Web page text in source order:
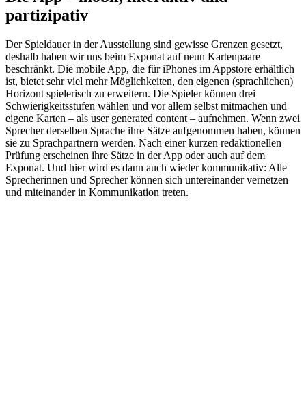
partizipativ
Der Spieldauer in der Ausstellung sind gewisse Grenzen gesetzt,
deshalb haben wir uns beim Exponat auf neun Kartenpaare
beschränkt. Die mobile App, die für iPhones im Appstore erhältlich
ist, bietet sehr viel mehr Möglichkeiten, den eigenen (sprachlichen)
Horizont spielerisch zu erweitern. Die Spieler können drei
Schwierigkeitsstufen wählen und vor allem selbst mitmachen und
eigene Karten – als user generated content – aufnehmen. Wenn zwei
Sprecher derselben Sprache ihre Sätze aufgenommen haben, können
sie zu Sprachpartnern werden. Nach einer kurzen redaktionellen
Prüfung erscheinen ihre Sätze in der App oder auch auf dem
Exponat. Und hier wird es dann auch wieder kommunikativ: Alle
Sprecherinnen und Sprecher können sich untereinander vernetzen
und miteinander in Kommunikation treten.